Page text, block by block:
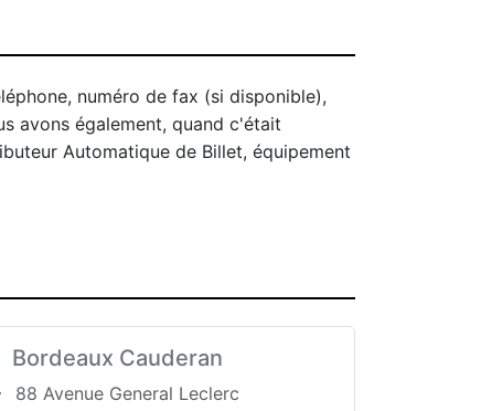
numéro de fax (si disponible),
avons également, quand c'était
Automatique de Billet, équipement
Bordeaux Cauderan
88 Avenue General Leclerc